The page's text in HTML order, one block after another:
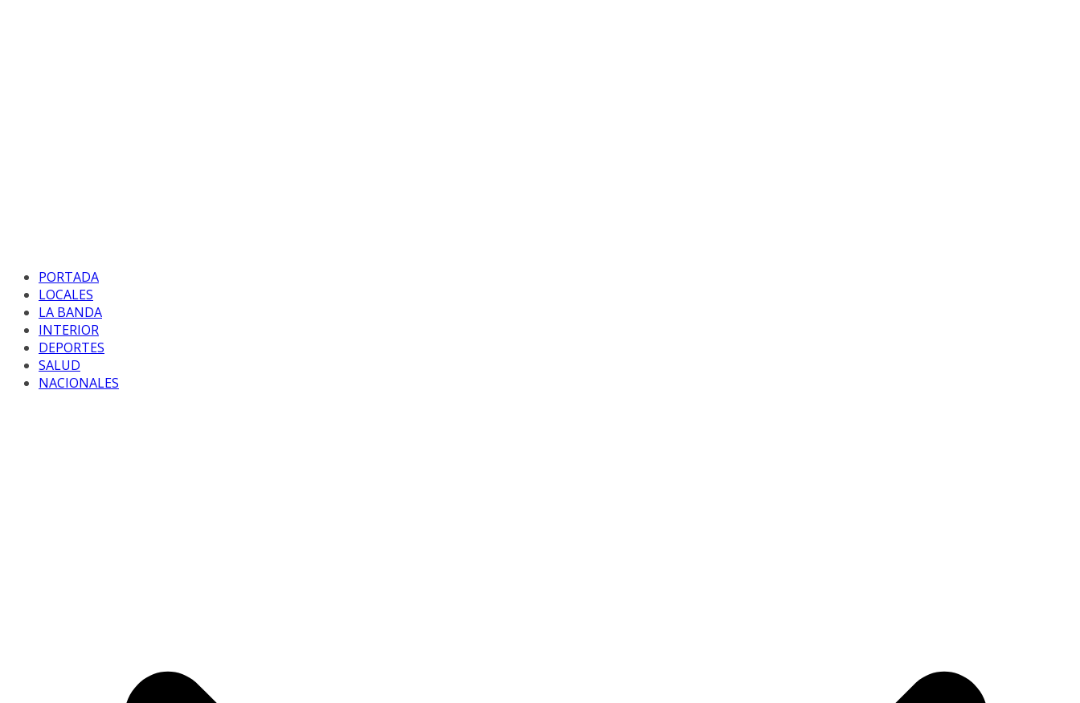
PORTADA
LOCALES
LA BANDA
INTERIOR
DEPORTES
SALUD
NACIONALES